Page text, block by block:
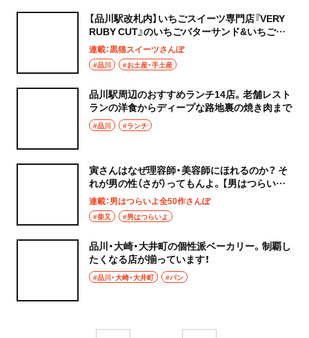
【品川駅改札内】いちごスイーツ専門店『VERY
RUBY CUT』のいちごバターサンド&いちごミ
ルクサンド～黒猫スイーツ散歩 手土産編～
連載：黒猫スイーツさんぽ
#品川 #お土産・手土産
品川駅周辺のおすすめランチ14店。老舗レスト
ランの洋食からディープな路地裏の焼き肉まで
#品川 #ランチ
寅さんはなぜ理容師・美容師にほれるのか？ そ
れが男の性（さが）ってもんよ。【男はつらいよ
全50作さんぽ】
連載：男はつらいよ全50作さんぽ
#柴又 #男はつらいよ
品川・大崎・大井町の個性派ベーカリー。制覇し
たくなる店が揃っています！
#品川・大崎・大井町 #パン